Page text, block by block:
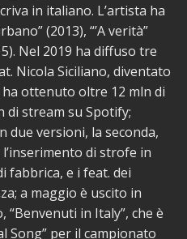
in italiano. L’artista ha
(2013), “’A verità”
Nel 2019 ha diffuso tre
Nicola Siciliano, diventato
ottenuto oltre 12 mln di
di stream su Spotify;
due versioni, la seconda,
l’inserimento di strofe in
fabbrica, e i feat. dei
a maggio è uscito in
in Italy”, che è
Song” per il campionato